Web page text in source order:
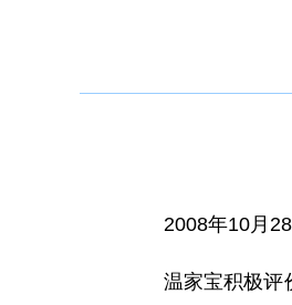
2008年10月28
温家宝积极评价